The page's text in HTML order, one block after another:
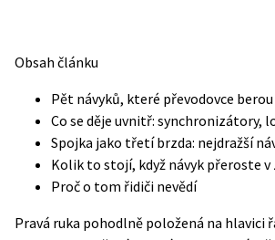
Obsah článku
Pět návyků, které převodovce
Co se děje uvnitř: synchronizátory,
Spojka jako třetí brzda: nejdražší
Kolik to stojí, když návyk přeroste v
Proč o tom řidiči nevědí
Pravá ruka pohodlně položená na hlavici